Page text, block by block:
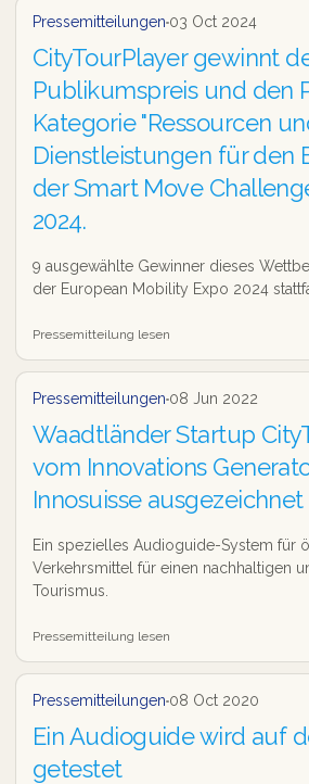
Pressemitteilung
Pressemitteilungen 03 Oct 2024
CityTourPlayer gewinnt
Publikumspreis und den
Kategorie "Ressourcen
Dienstleistungen für den
der Smart Move
2024.
9 ausgewählte Gewinner dieses
der European Mobility Expo 2024
Pressemitteilung lesen
Pressemitteilung
Pressemitteilungen 08 Jun 2022
Waadtländer Startup
vom Innovations
Innosuisse ausgezeichnet
Ein spezielles Audioguide-System für
Verkehrsmittel für einen nachhaltigen
Tourismus.
Pressemitteilung lesen
Pressemitteilung
Pressemitteilungen 08 Oct 2020
Ein Audioguide wird auf
getestet